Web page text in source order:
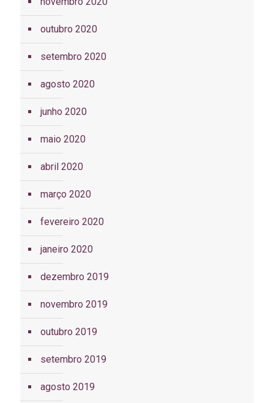
outubro 2020
setembro 2020
agosto 2020
junho 2020
maio 2020
abril 2020
março 2020
fevereiro 2020
janeiro 2020
dezembro 2019
novembro 2019
outubro 2019
setembro 2019
agosto 2019